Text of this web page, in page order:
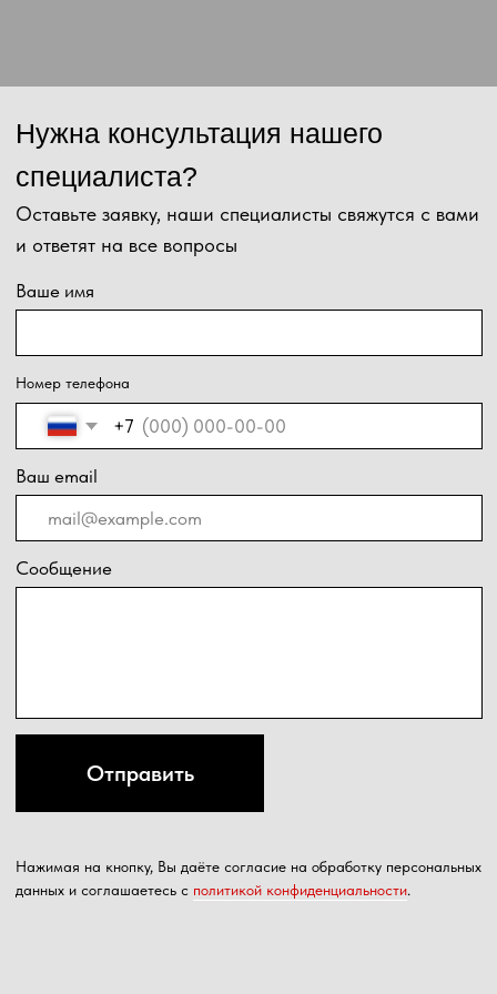
Отправить
Нажимая на кнопку, Вы даёте согласие на обработку персональных
данных и соглашаетесь сполитикой конфиденциальности.